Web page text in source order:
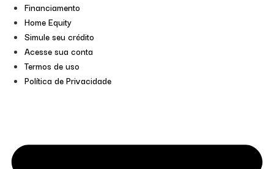
Financiamento
Home Equity
Simule seu crédito
Acesse sua conta
Termos de uso
Política de Privacidade